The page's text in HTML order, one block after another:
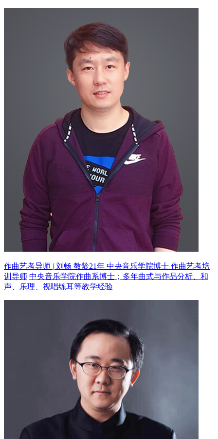
作曲艺考导师 | 刘畅 教龄21年 中央音乐学院博士 作曲艺考培
训导师 中央音乐学院作曲系博士；多年曲式与作品分析、和
声、乐理、视唱练耳等教学经验